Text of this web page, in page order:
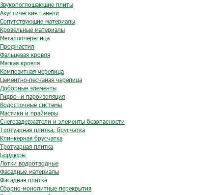
Звукопоглощающие плиты
Акустические панели
Сопутствующие материалы
Кровельные материалы
Металлочерепица
Профнастил
Фальцевая кровля
Мягкая кровля
Композитная черепица
Цементно-песчаная черепица
Доборные элементы
Гидро- и пароизоляция
Водосточные системы
Мастики и праймеры
Снегозадержатели и элементы безопасности
Тротуарная плитка, брусчатка
Клинкерная брусчатка
Тротуарная плитка
Бордюры
Лотки водоотводные
Фасадные материалы
Фасадная плитка
Сборно-монолитные перекрытия